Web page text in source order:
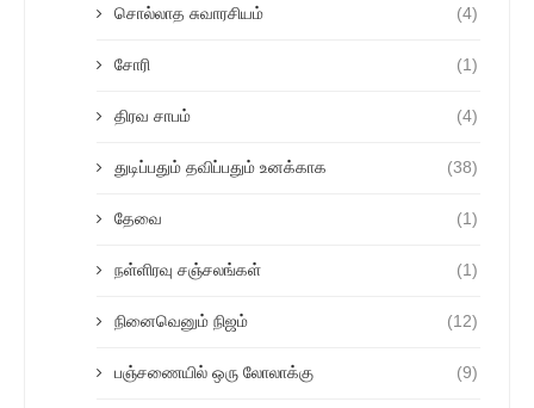
சொல்லாத சுவாரசியம் (4)
சோரி (1)
திரவ சாபம் (4)
துடிப்பதும் தவிப்பதும் உனக்காக (38)
தேவை (1)
நள்ளிரவு சஞ்சலங்கள் (1)
நினைவெனும் நிஜம் (12)
பஞ்சணையில் ஒரு லோலாக்கு (9)